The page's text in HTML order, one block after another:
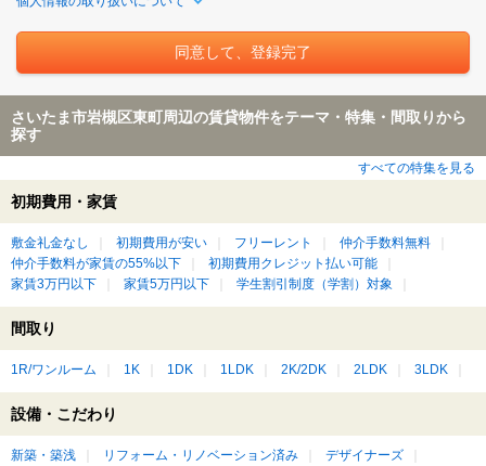
さいたま市岩槻区東町周辺の賃貸物件をテーマ・特集・間取りから
探す
すべての特集を見る
初期費用・家賃
敷金礼金なし 初期費用が安い フリーレント
仲介手数料無料
仲介手数料が家賃の55%以下
初期費用クレジット払い可能
家賃3万円以下
家賃5万円以下 学生割引制度（学割）対象
間取り
1R/ワンルーム 1K 1DK 1LDK 2K/2DK 2LDK 3LDK
設備・こだわり
新築・築浅 リフォーム・リノベーション済み
デザイナーズ